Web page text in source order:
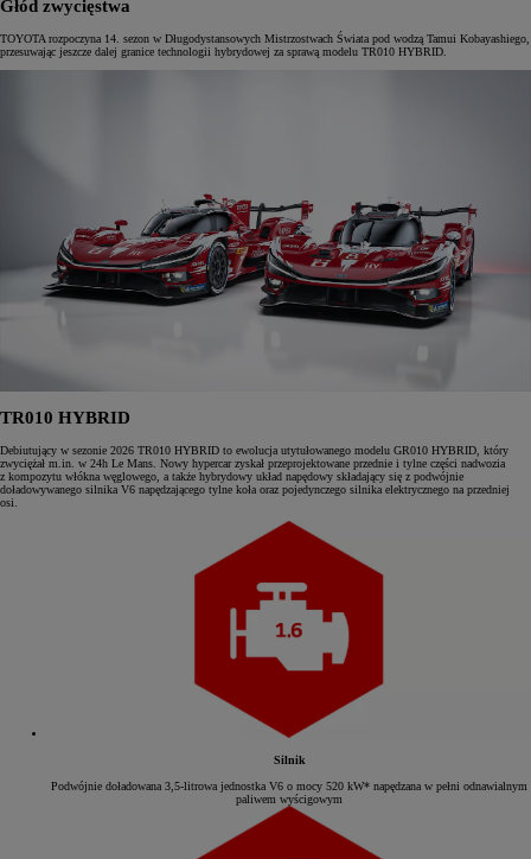
Głód zwycięstwa
TOYOTA rozpoczyna 14. sezon w Długodystansowych Mistrzostwach Świata pod wodzą Tamui Kobayashiego,
przesuwając jeszcze dalej granice technologii hybrydowej za sprawą modelu TR010 HYBRID.
TR010 HYBRID
Debiutujący w sezonie 2026 TR010 HYBRID to ewolucja utytułowanego modelu GR010 HYBRID, który
zwyciężał m.in. w 24h Le Mans. Nowy hypercar zyskał przeprojektowane przednie i tylne części nadwozia
z kompozytu włókna węglowego, a także hybrydowy układ napędowy składający się z podwójnie
doładowywanego silnika V6 napędzającego tylne koła oraz pojedynczego silnika elektrycznego na przedniej
osi.
Silnik
Podwójnie doładowana 3,5-litrowa jednostka V6 o mocy 520 kW* napędzana w pełni odnawialnym
paliwem wyścigowym